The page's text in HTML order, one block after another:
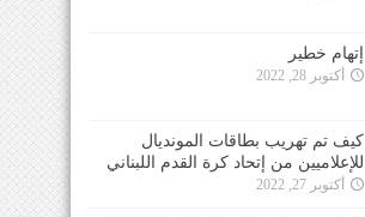
إتهام خطير
أكتوبر 28, 2022
كيف تم تهريب بطاقات المونديال
للإعلاميين من إتحاد كرة القدم اللبناني
أكتوبر 27, 2022